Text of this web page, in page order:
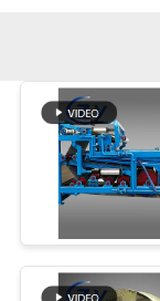
সাইট
ম্যাপ
PRIVACY
POLICY